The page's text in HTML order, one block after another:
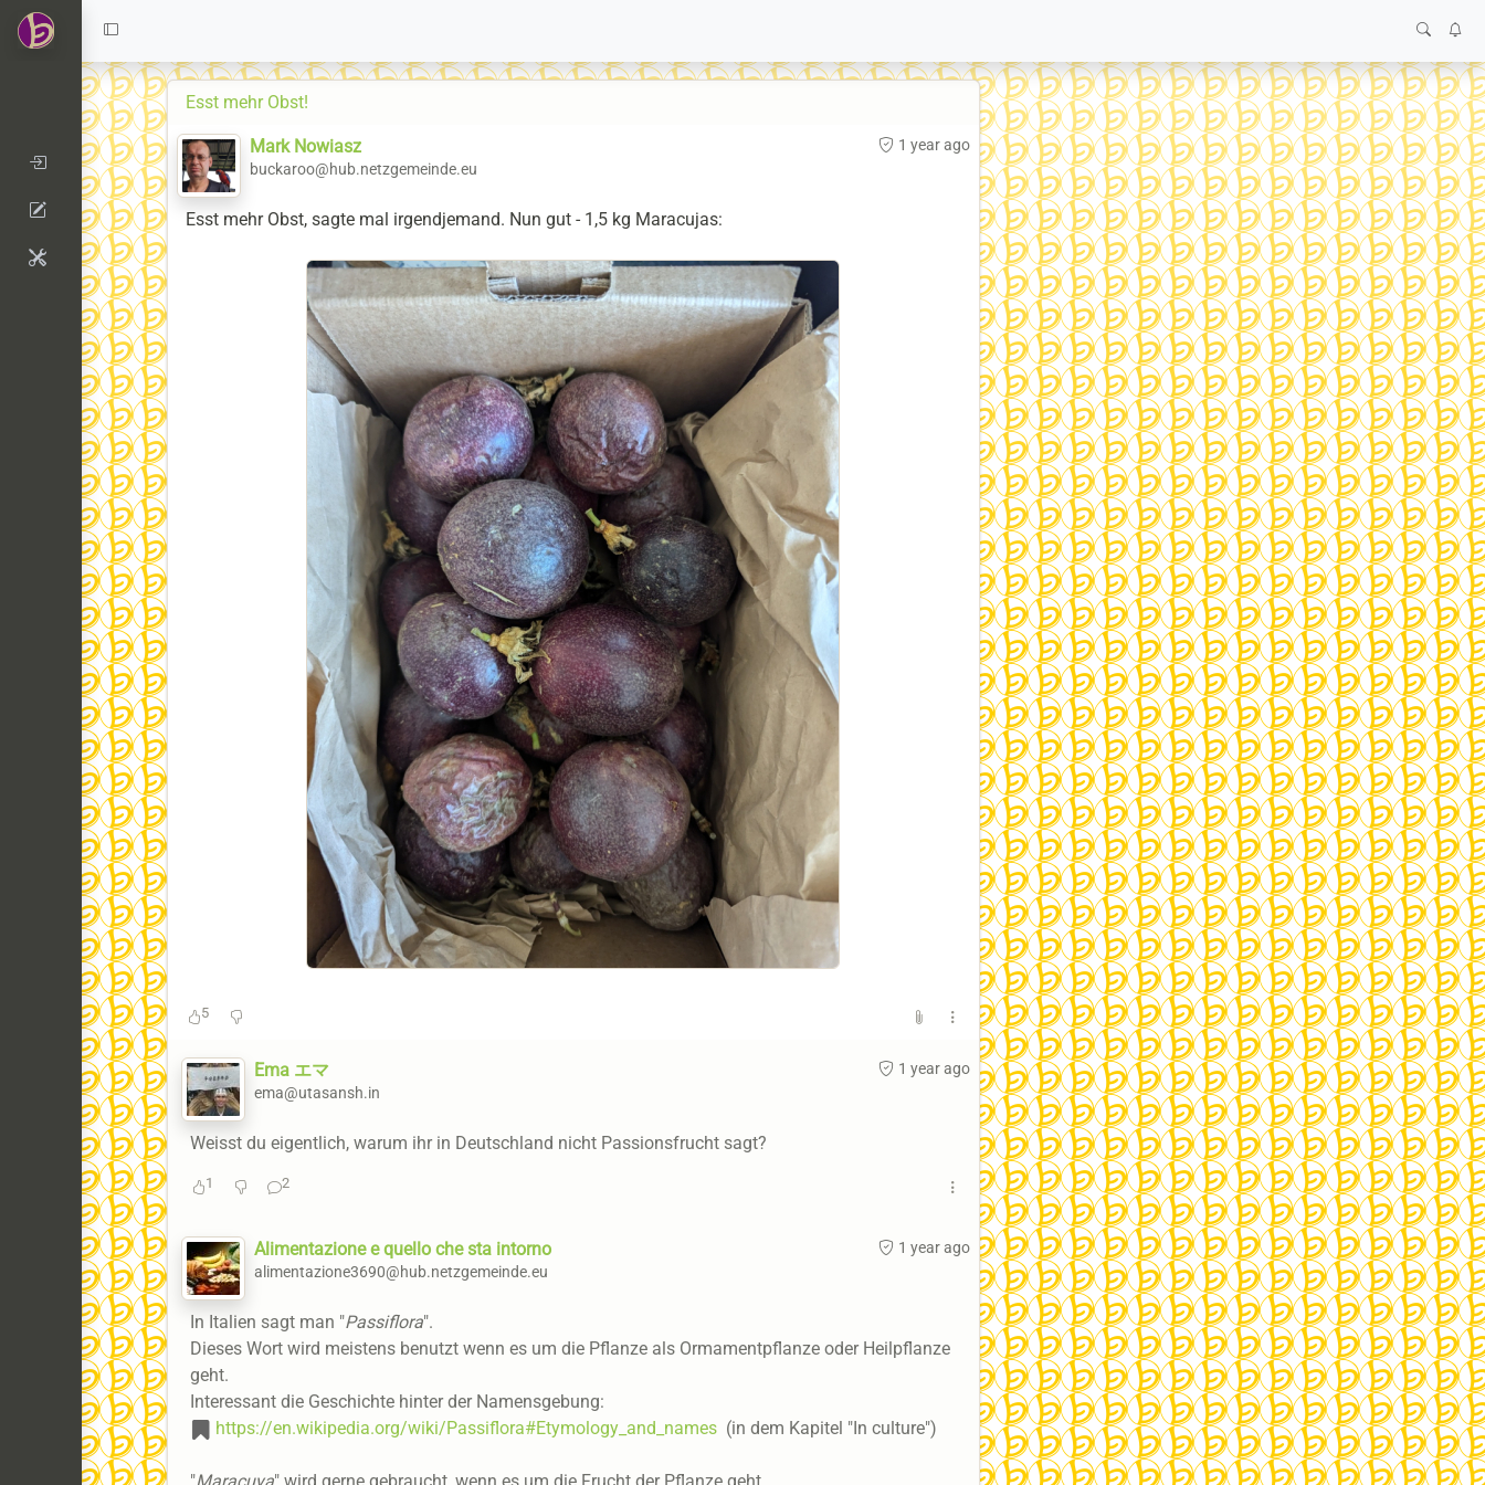
Esst mehr Obst!
1 year ago
Mark Nowiasz
buckaroo@hub.netzgemeinde.eu
Esst mehr Obst, sagte mal irgendjemand. Nun gut - 1,5 kg Maracujas:
5
1 year ago
Ema エマ
ema@utasansh.in
Weisst du eigentlich, warum ihr in Deutschland nicht Passionsfrucht sagt?
1 2
1 year ago
Alimentazione e quello che sta intorno
alimentazione3690@hub.netzgemeinde.eu
In Italien sagt man "Passiflora".
Dieses Wort wird meistens benutzt wenn es um die Pflanze als Ormamentpflanze oder Heilpflanze
geht.
Interessant die Geschichte hinter der Namensgebung:
https://en.wikipedia.org/wiki/Passiflora#Etymology_and_names(in dem Kapitel "In culture")